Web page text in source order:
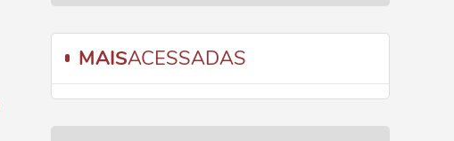
MAISACESSADAS